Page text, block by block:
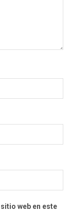
web en este